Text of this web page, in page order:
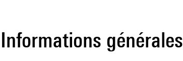
Informations générales